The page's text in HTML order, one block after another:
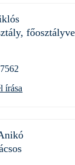
írása